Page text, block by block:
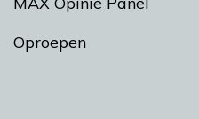
Oproepen